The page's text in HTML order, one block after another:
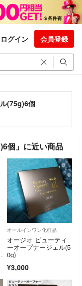
ログイン 会員登録
(75g)6個
個」に近い商品
オールインワン化粧品
オージオ ビューティ
ーオープナージェル(5
0g)
¥3,000